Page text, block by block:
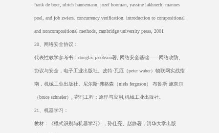
frank de boer, ulrich hannemann, jozef hooman, yassine lakhnech, mannes
poel, and job zwiers. concurrency verification: introduction to compositional
and noncompositional methods, cambridge university press, 2001
20 、网络安全协议：
代表性教学参考书： douglas jacobson著 网络安全基础——网络攻防、
协议与安全，电子工业出版社。皮特·瓦厄（peter waher）物联网实战指
南，机械工业出版社。尼尔斯·弗格森（niels ferguson） 布鲁斯·施奈尔
（bruce schneier） 密码工程：原理与应用 机械工业出版社。
21 、机器学习：
教材：《模式识别与机器学习》，孙仕亮、赵静著，清华大学出版